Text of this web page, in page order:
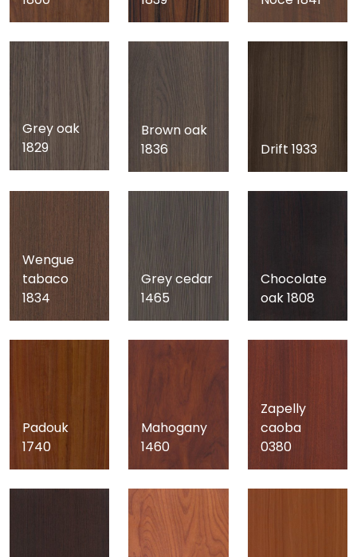
Grey oak
1829
Brown oak
1836
Drift 1933
Wengue
tabaco
1834
Grey cedar
1465
Chocolate
oak 1808
Padouk
1740
Mahogany
1460
Zapelly
caoba
0380